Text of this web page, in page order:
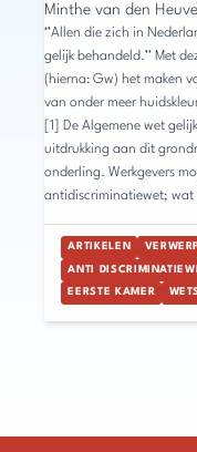
Minthe van den Heuvel
‘’Allen die zich in
gelijk behandeld.’’ Met
(hierna: Gw) het maken
van onder meer
[1] De Algemene wet
uitdrukking aan dit
onderling. Werkgevers
antidiscriminatiewet; wat
ARTIKELEN
ANTI
EERSTE KAMER